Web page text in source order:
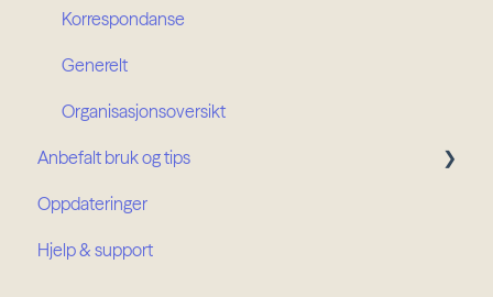
Korrespondanse
Generelt
Organisasjonsoversikt
Anbefalt bruk og tips
Prosjektroller
Organisasjonsroller
Oppdateringer
Hjelp & support